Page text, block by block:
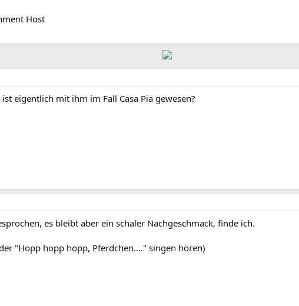
Host
eigentlich mit ihm im Fall Casa Pia gewesen?
es bleibt aber ein schaler Nachgeschmack, finde ich.
"Hopp hopp hopp, Pferdchen...." singen hören)